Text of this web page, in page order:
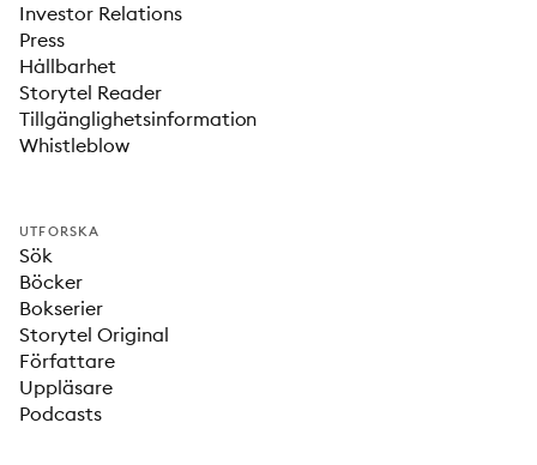
Investor Relations
Press
Hållbarhet
Storytel Reader
Tillgänglighetsinformation
Whistleblow
UTFORSKA
Sök
Böcker
Bokserier
Storytel Original
Författare
Uppläsare
Podcasts